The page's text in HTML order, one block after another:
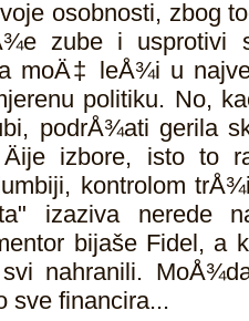
osobnosti, zbog
zube i usprotivi
moÄ‡ leÅ¾i u
politiku. No,
podrÅ¾ati gerila
izbore, isto to
kontrolom
izaziva nerede
bijaše Fidel, a
nahranili.
sve financira...